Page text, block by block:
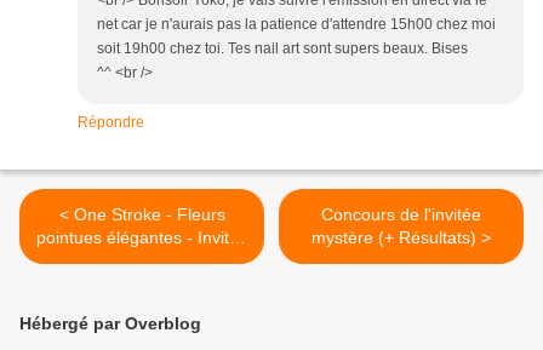
net car je n'aurais pas la patience d'attendre 15h00 chez moi
soit 19h00 chez toi. Tes nail art sont supers beaux. Bises
^^ <br />
Répondre
< One Stroke - Fleurs
pointues élégantes - Invitée
Mystère
Concours de l'invitée
mystère (+ Résultats) >
Hébergé par Overblog